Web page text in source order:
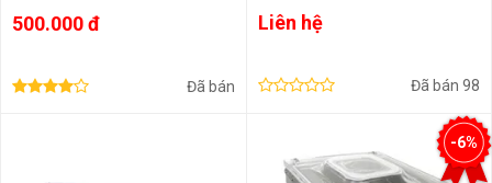
500.000 đ
Đã bán
Liên hệ
Đã bán 98
-6%